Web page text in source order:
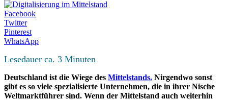
Facebook
Twitter
Pinterest
WhatsApp
Lesedauer ca. 3 Minuten
Deutschland ist die Wiege des Mittelstands. Nirgendwo sonst
gibt es so viele spezialisierte Unternehmen, die in ihrer Nische
Weltmarktführer sind. Wenn der Mittelstand auch weiterhin